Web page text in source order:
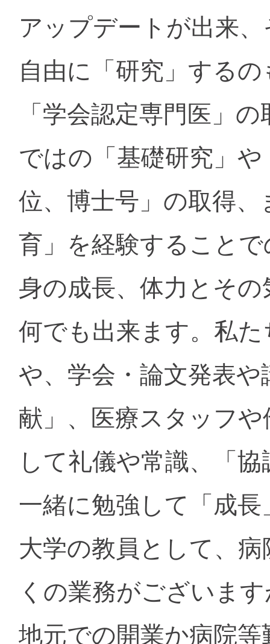
アップデートが出来
自由に「研究」する
「学会認定専門医」
ではの「基礎研究」
位、博士号」の取得
育」を経験すること
身の成長、体力とそ
何でも出来ます。私
や、学会・論文発表
献」、医療スタッフ
して礼儀や常識、「
一緒に勉強して「成
大学の教員として、
くの業務がございま
地元での開業か病院